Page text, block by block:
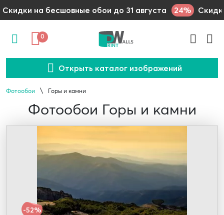
Скидки на бесшовные обои до 31 августа 24%
0
Открыть каталог изображений
Фотообои Горы и камни
Фотообои Горы и камни
-52%